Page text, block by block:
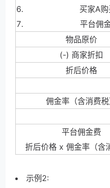
买家A
平台佣
物品原价
(-) 商家折扣
折后价格
佣金率（含消费税
平台佣金费
折后价格 x 佣金率（含
示例 2: